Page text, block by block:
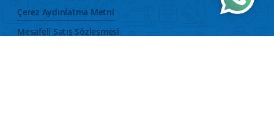
Çerez Aydınlatma Metni
Mesafeli Satış Sözleşmesi